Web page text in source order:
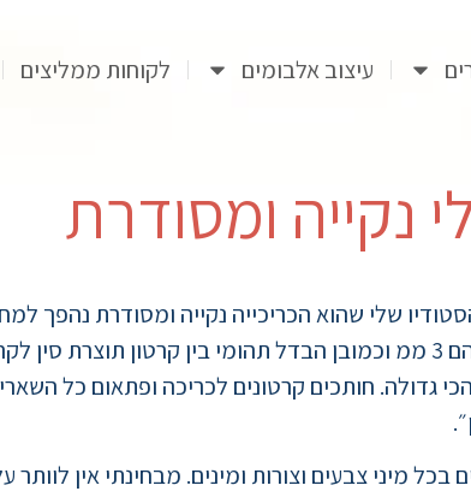
עיצוב אלבומים לקוחות ממליצים
נקייה ומסודרת
שלי שהוא הכריכייה נקייה ומסודרת נהפך
עליו. קרטונים בעובי 2 ממ הם שונים לגמרי מקרטונים שהם 3 ממ וכמובן הבדל
גדולה. חותכים קרטונים לכריכה ופתאום כל
מיני צבעים וצורות ומינים. מבחינתי אין